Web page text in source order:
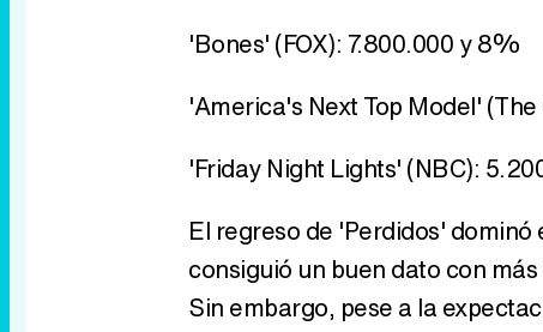
'Bones' (FOX): 7.800.000 y 8%
'America's Next Top Model'
'Friday Night Lights' (NBC):
El regreso de 'Perdidos'
consiguió un buen dato con
Sin embargo, pese a la